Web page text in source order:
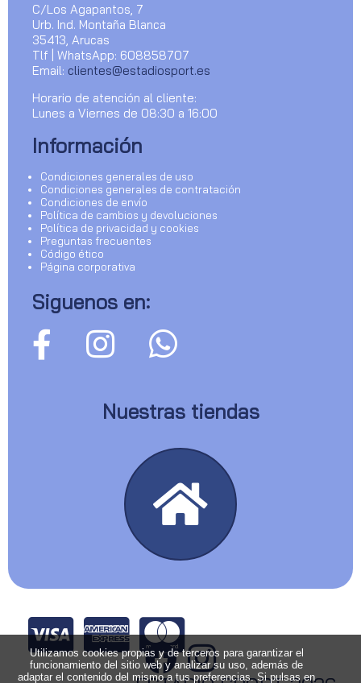
C/Los Agapantos, 7
Urb. Ind. Montaña Blanca
35413, Arucas
Tlf | WhatsApp: 608858707
Email: clientes@estadiosport.es
Horario de atención al cliente:
Lunes a Viernes de 08:30 a 16:00
Información
Condiciones generales de uso
Condiciones generales de contratación
Condiciones de envío
Política de cambios y devoluciones
Política de privacidad y cookies
Preguntas frecuentes
Código ético
Página corporativa
Siguenos en:
Nuestras tiendas
Utilizamos cookies propias y de terceros para garantizar el
funcionamiento del sitio web y analizar su uso, además de
adaptar el contenido del mismo a tus preferencias. Si pulsas en